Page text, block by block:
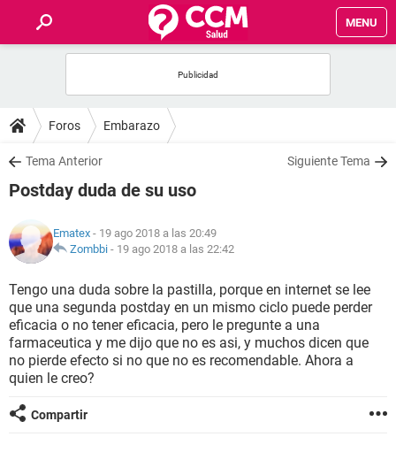
MENU
FOROS
SALUD
NUTRICIÓN
BIENESTAR
SEXUALIDAD
GLOSARIO
Foros Embarazo
Tema Anterior Siguiente Tema
Postday duda de su uso
Ematex - 19 ago 2018 a las 20:49
Zombbi - 19 ago 2018 a las 22:42
Tengo una duda sobre la pastilla, porque en internet se lee
que una segunda postday en un mismo ciclo puede perder
eficacia o no tener eficacia, pero le pregunte a una
farmaceutica y me dijo que no es asi, y muchos dicen que
no pierde efecto si no que no es recomendable. Ahora a
quien le creo?
Compartir